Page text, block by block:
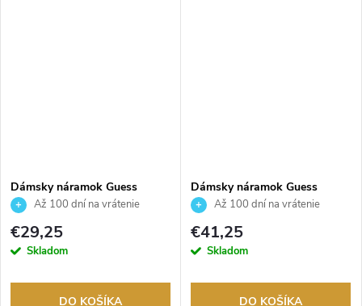
Dámsky náramok Guess
JUBB06288JWYGS
Až 100 dní na vrátenie
tovaru. Autorizovaný predajca.
€29,25
Skladom
DO KOŠÍKA
Dámsky náramok Guess
JUBB05027JWYGS
Až 100 dní na vrátenie
tovaru. Autorizovaný predajca.
€41,25
Skladom
DO KOŠÍKA